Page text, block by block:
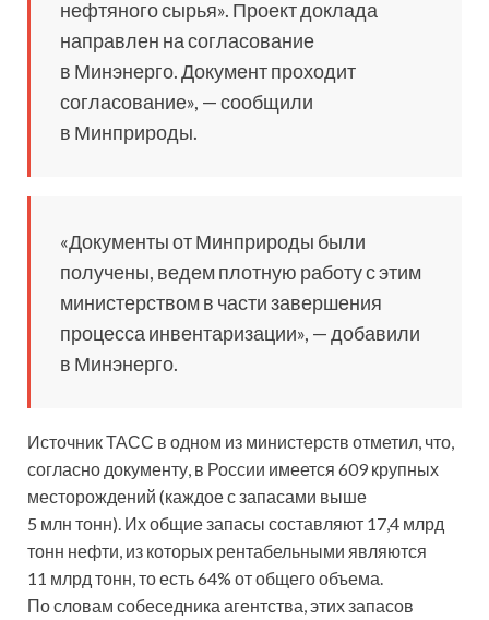
нефтяного сырья». Проект доклада
направлен на согласование
в Минэнерго. Документ проходит
согласование», — сообщили
в Минприроды.
«Документы от Минприроды были
получены, ведем плотную работу с этим
министерством в части завершения
процесса инвентаризации», — добавили
в Минэнерго.
Источник ТАСС в одном из министерств отметил, что,
согласно документу, в России имеется 609 крупных
месторождений (каждое с запасами выше
5 млн тонн). Их общие запасы составляют 17,4 млрд
тонн нефти, из которых рентабельными являются
11 млрд тонн, то есть 64% от общего объема.
По словам собеседника агентства, этих запасов